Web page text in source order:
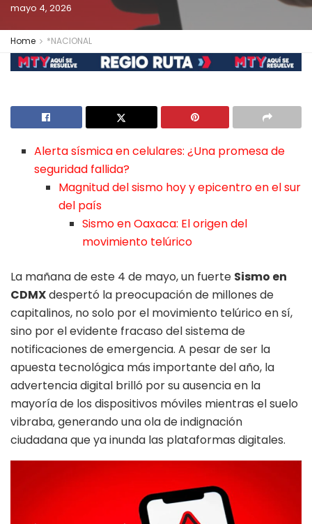
mayo 4, 2026
Home *NACIONAL
Alerta sísmica en celulares: ¿Una promesa de
seguridad fallida?
Magnitud del sismo hoy y epicentro en el sur
del país
Sismo en Oaxaca: El origen del
movimiento telúrico
La mañana de este 4 de mayo, un fuerte Sismo en
CDMXdespertó la preocupación de millones de
capitalinos, no solo por el movimiento telúrico en sí,
sino por el evidente fracaso del sistema de
notificaciones de emergencia. A pesar de ser la
apuesta tecnológica más importante del año, la
advertencia digital brilló por su ausencia en la
mayoría de los dispositivos móviles mientras el suelo
vibraba, generando una ola de indignación
ciudadana que ya inunda las plataformas digitales.